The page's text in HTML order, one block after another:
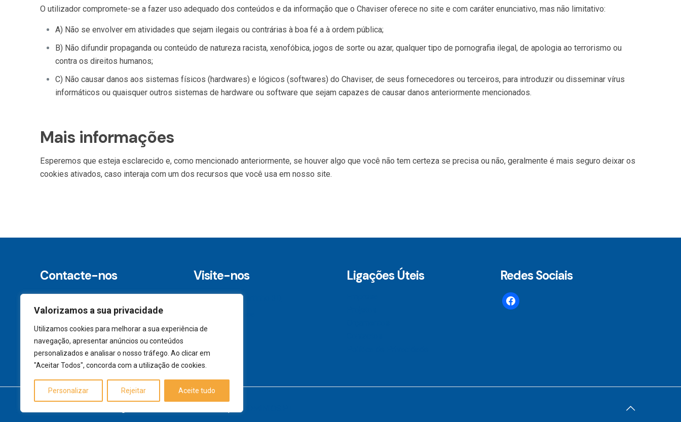
Valorizamos a sua privacidade
Utilizamos cookies para melhorar a sua experiência de
navegação, apresentar anúncios ou conteúdos
personalizados e analisar o nosso tráfego. Ao clicar em
"Aceitar Todos", concorda com a utilização de cookies.
Personalizar Rejeitar Aceite tudo
O utilizador compromete-se a fazer uso adequado dos conteúdos e da informação que o Chaviser oferece no site e com caráter enunciativo, mas não limitativo:
A) Não se envolver em atividades que sejam ilegais ou contrárias à boa fé a à ordem pública;
B) Não difundir propaganda ou conteúdo de natureza racista, xenofóbica, jogos de sorte ou azar, qualquer tipo de pornografia ilegal, de apologia ao terrorismo ou
contra os direitos humanos;
C) Não causar danos aos sistemas físicos (hardwares) e lógicos (softwares) do Chaviser, de seus fornecedores ou terceiros, para introduzir ou disseminar vírus
informáticos ou quaisquer outros sistemas de hardware ou software que sejam capazes de causar danos anteriormente mencionados.
Mais informações
Esperemos que esteja esclarecido e, como mencionado anteriormente, se houver algo que você não tem certeza se precisa ou não, geralmente é mais seguro deixar os
cookies ativados, caso interaja com um dos recursos que você usa em nosso site.
Contacte-nos
(Chamada para rede móvel nacional)
geral@chaviser.pt
Visite-nos
R. Virgílio Martinho 3D,
Ligações Úteis Redes Sociais
facebook
DOMINIOS.PT